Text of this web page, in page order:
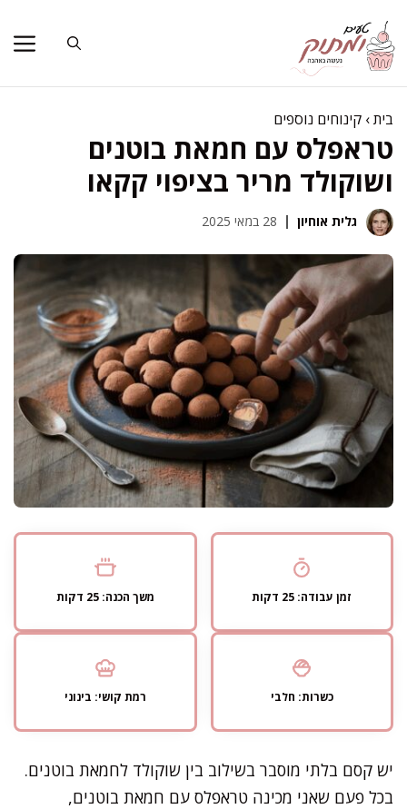
לתוכן
בית› קינוחים נוספים
טראפלס עם חמאת בוטנים
ושוקולד מריר בציפוי קקאו
גלית אוחיון 28 במאי 2025
זמן עבודה: 25 דקות משך הכנה: 25 דקות
כשרות: חלבי רמת קושי: בינוני
יש קסם בלתי מוסבר בשילוב בין שוקולד לחמאת בוטנים.
בכל פעם שאני מכינה טראפלס עם חמאת בוטנים,